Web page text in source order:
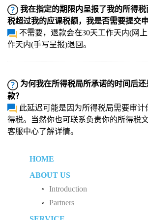
我在指定的期限内呈报了我的所得
税超过我的应课税额，我是否需要提交
不需要，退款会在30天工作天内(网
作天内(手写呈报)退回。
为何我在所得税局所承诺的时间后
款？
此延迟可能是因为所得税局需要审
得税。当然你也可联系负责你的所得税
客服中心了解详情。
HOME
ABOUT US
Introduction
Partners